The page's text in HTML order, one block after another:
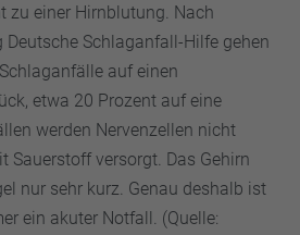
zu einer Hirnblutung. Nach
Deutsche Schlaganfall-Hilfe gehen
auf einen
etwa 20 Prozent auf eine
werden Nervenzellen nicht
Sauerstoff versorgt. Das Gehirn
nur sehr kurz. Genau deshalb ist
ein akuter Notfall. (Quelle: